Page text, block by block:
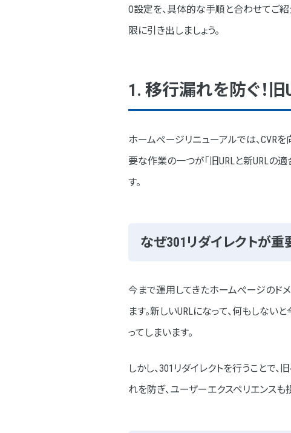
5. 検索結果での評価を向上！各ページ
meta情報作成の具体的な手順
O設定を、具体的な手順と合わせてご紹
限に引き出しましょう。
1. 移行漏れを防ぐ！
ホームぺージリニューアルでは、CVR
要な作業の一つが「旧URLと新URLの適
す。
なぜ301リダイレクトが重
今まで運用してきたホームぺージのド
ます。新しいURLになって、何もしな
ってしまいます。
しかし、301リダイレクトを行うことで
れを防ぎ、ユーザーエクスペリエンス